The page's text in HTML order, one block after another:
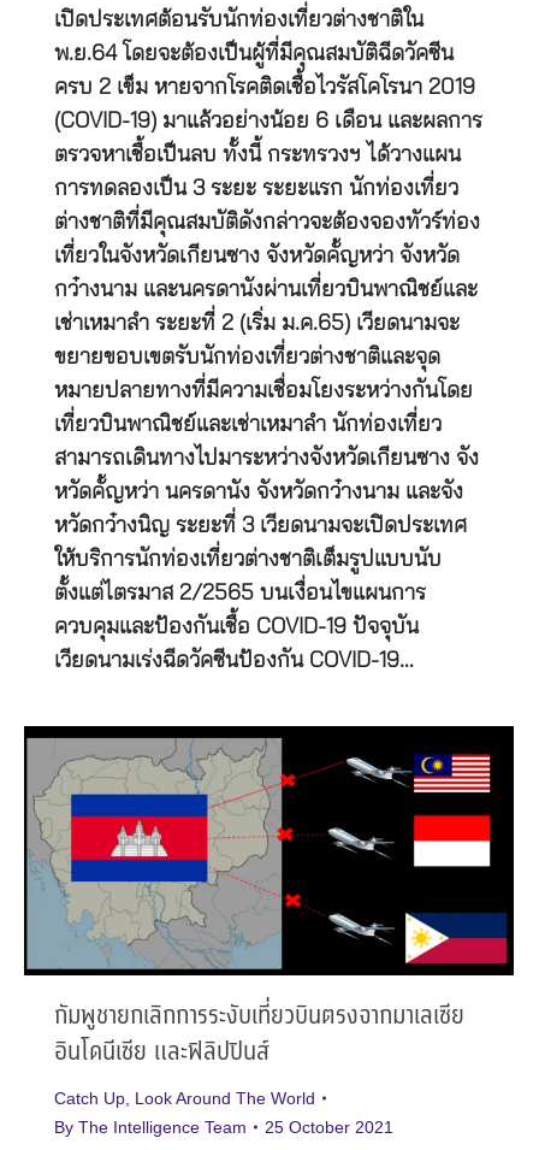
เปิดประเทศต้อนรับนักท่องเที่ยวต่างชาติใน
พ.ย.64 โดยจะต้องเป็นผู้ที่มีคุณสมบัติฉีดวัคซีน
ครบ 2 เข็ม หายจากโรคติดเชื้อไวรัสโคโรนา 2019
(COVID-19) มาแล้วอย่างน้อย 6 เดือน และผลการ
ตรวจหาเชื้อเป็นลบ ทั้งนี้ กระทรวงฯ ได้วางแผน
การทดลองเป็น 3 ระยะ ระยะแรก นักท่องเที่ยว
ต่างชาติที่มีคุณสมบัติดังกล่าวจะต้องจองทัวร์ท่อง
เที่ยวในจังหวัดเกียนซาง จังหวัดคั้ญหว่า จังหวัด
กว๋างนาม และนครดานังผ่านเที่ยวบินพาณิชย์และ
เช่าเหมาลำ ระยะที่ 2 (เริ่ม ม.ค.65) เวียดนามจะ
ขยายขอบเขตรับนักท่องเที่ยวต่างชาติและจุด
หมายปลายทางที่มีความเชื่อมโยงระหว่างกันโดย
เที่ยวบินพาณิชย์และเช่าเหมาลำ นักท่องเที่ยว
สามารถเดินทางไปมาระหว่างจังหวัดเกียนซาง จัง
หวัดคั้ญหว่า นครดานัง จังหวัดกว๋างนาม และจัง
หวัดกว๋างนิญ ระยะที่ 3 เวียดนามจะเปิดประเทศ
ให้บริการนักท่องเที่ยวต่างชาติเต็มรูปแบบนับ
ตั้งแต่ไตรมาส 2/2565 บนเงื่อนไขแผนการ
ควบคุมและป้องกันเชื้อ COVID-19 ปัจจุบัน
เวียดนามเร่งฉีดวัคซีนป้องกัน COVID-19…
กัมพูชายกเลิกการระงับเที่ยวบินตรงจากมาเลเซีย
อินโดนีเซีย และฟิลิปปินส์
Catch Up Look Around The World
By The Intelligence Team 25 October 2021